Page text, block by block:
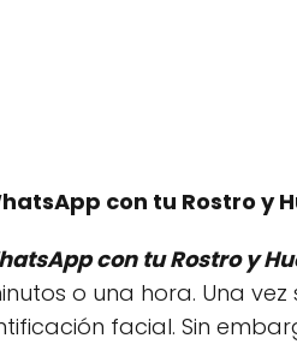
con tu Rostro y
con tu Rostro y
o una hora. Una
facial. Sin